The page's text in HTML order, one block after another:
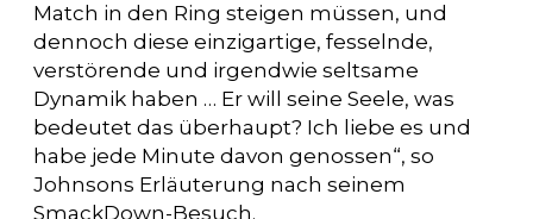
Match in den Ring steigen müssen, und
dennoch diese einzigartige, fesselnde,
verstörende und irgendwie seltsame
Dynamik haben … Er will seine Seele, was
bedeutet das überhaupt? Ich liebe es und
habe jede Minute davon genossen“, so
Johnsons Erläuterung nach seinem
SmackDown-Besuch.